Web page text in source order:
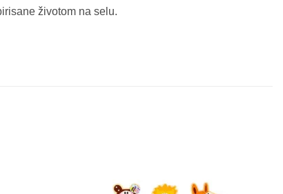
životom na selu.
proizvod